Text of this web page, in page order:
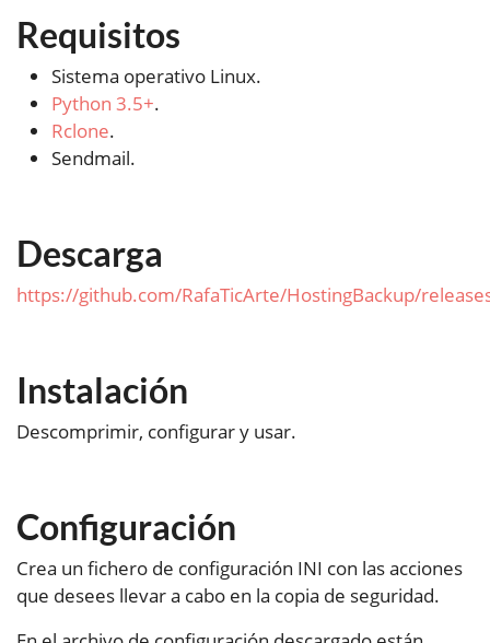
Requisitos
Sistema operativo Linux.
Python 3.5+.
Rclone.
Sendmail.
Descarga
https://github.com/RafaTicArte/HostingBackup/
Instalación
Descomprimir, configurar y usar.
Configuración
Crea un fichero de configuración INI con las acciones
que desees llevar a cabo en la copia de seguridad.